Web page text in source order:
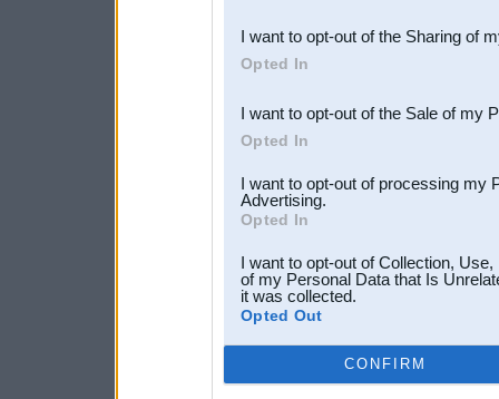
Downstream Participants
third parties.
I want to opt-out of the Sharing of
Opted In
I want to opt-out of the Sale of my
Opted In
I want to opt-out of processing my
Advertising.
Opted In
I want to opt-out of Collection,
of my Personal Data that Is
it was collected.
Opted Out
CONFIRM